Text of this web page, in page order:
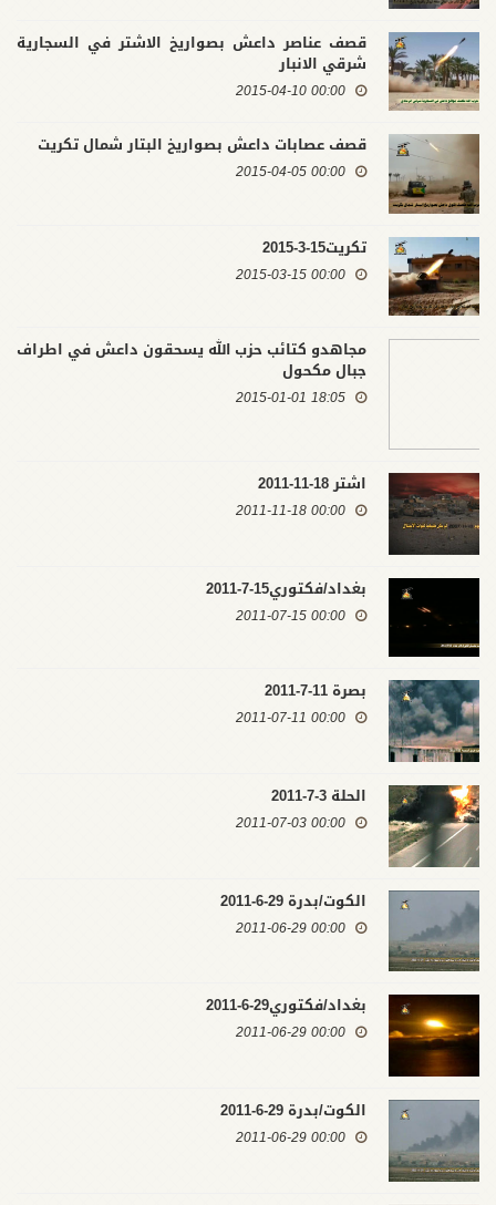
قصف عناصر داعش بصواريخ الاشتر في السجارية
شرقي الانبار
00:00 2015-04-10
قصف عصابات داعش بصواريخ البتار شمال تكريت
00:00 2015-04-05
تكريت15-3-2015
00:00 2015-03-15
مجاهدو كتائب حزب الله يسحقون داعش في اطراف
جبال مكحول
18:05 2015-01-01
اشتر 18-11-2011
00:00 2011-11-18
بغداد/فكتوري15-7-2011
00:00 2011-07-15
بصرة 11-7-2011
00:00 2011-07-11
الحلة 3-7-2011
00:00 2011-07-03
الكوت/بدرة 29-6-2011
00:00 2011-06-29
بغداد/فكتوري29-6-2011
00:00 2011-06-29
الكوت/بدرة 29-6-2011
00:00 2011-06-29